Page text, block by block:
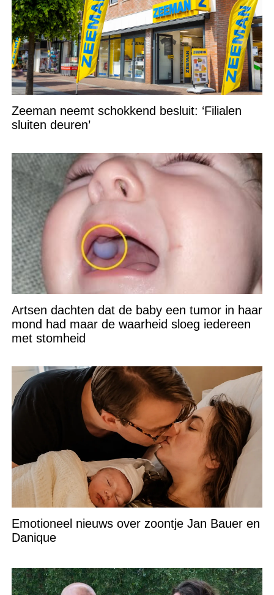
Zeeman neemt schokkend besluit: ‘Filialen
sluiten deuren’
Artsen dachten dat de baby een tumor in haar
mond had maar de waarheid sloeg iedereen
met stomheid
Emotioneel nieuws over zoontje Jan Bauer en
Danique